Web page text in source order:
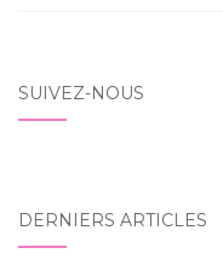
SUIVEZ-NOUS
DERNIERS ARTICLES